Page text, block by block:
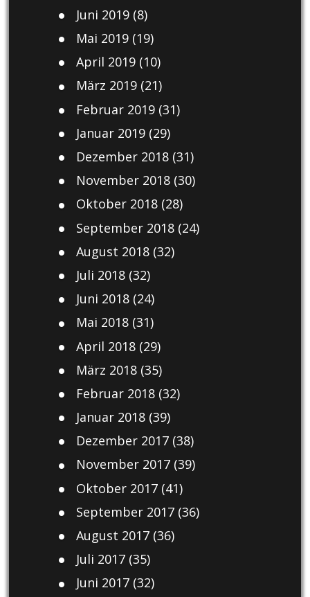
Juni 2019(8)
Mai 2019(19)
April 2019(10)
März 2019(21)
Februar 2019(31)
Januar 2019(29)
Dezember 2018(31)
November 2018(30)
Oktober 2018(28)
September 2018(24)
August 2018(32)
Juli 2018(32)
Juni 2018(24)
Mai 2018(31)
April 2018(29)
März 2018(35)
Februar 2018(32)
Januar 2018(39)
Dezember 2017(38)
November 2017(39)
Oktober 2017(41)
September 2017(36)
August 2017(36)
Juli 2017(35)
Juni 2017(32)